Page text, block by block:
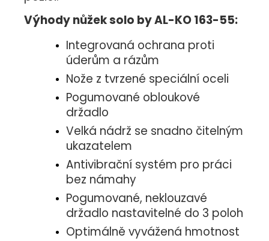
Výhody nůžek solo by AL-KO 163-55:
Integrovaná ochrana proti
úderům a rázům
Nože z tvrzené speciální oceli
Pogumované obloukové
držadlo
Velká nádrž se snadno čitelným
ukazatelem
Antivibrační systém pro práci
bez námahy
Pogumované, neklouzavé
držadlo nastavitelné do 3 poloh
Optimálně vyvážená hmotnost